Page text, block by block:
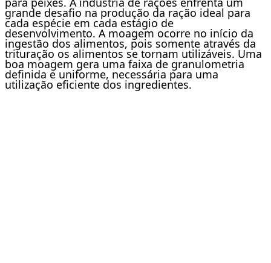
grande desafio na produção da ração ideal para
cada espécie em cada estágio de
desenvolvimento. A moagem ocorre no início da
ingestão dos alimentos, pois somente através da
trituração os alimentos se tornam utilizáveis. Uma
boa moagem gera uma faixa de granulometria
definida e uniforme, necessária para uma
utilização eficiente dos ingredientes.